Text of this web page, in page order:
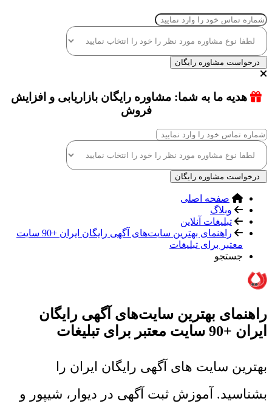
درخواست مشاوره رایگان
هدیه ما به شما: مشاوره رایگان بازاریابی و افزایش
فروش
درخواست مشاوره رایگان
صفحه اصلی
وبلاگ
تبلیغات آنلاین
راهنمای بهترین سایت‌های آگهی رایگان ایران +90 سایت
معتبر برای تبلیغات
جستجو
راهنمای بهترین سایت‌های آگهی رایگان
ایران +90 سایت معتبر برای تبلیغات
بهترین سایت های آگهی رایگان ایران را
بشناسید. آموزش ثبت آگهی در دیوار، شیپور و